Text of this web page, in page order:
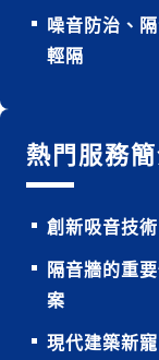
噪音防治、
輕隔
熱門服務
創新吸音技
隔音牆的重
案
現代建築新